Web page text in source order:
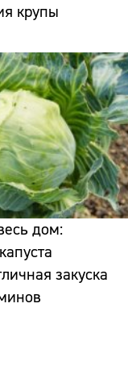
крупы
дом:
закуска